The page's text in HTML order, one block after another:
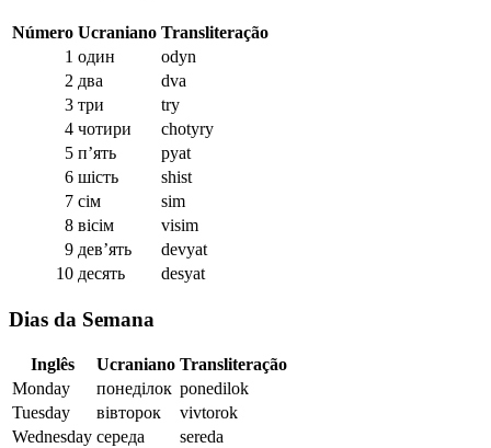
Número Ucraniano Transliteração
1 один
odyn
2 два
dva
3 три
try
4 чотири
chotyry
5 п’ять
pyat
6 шість
shist
7 сім
sim
8 вісім
visim
9 дев’ять
devyat
10 десять desyat
Dias da Semana
Inglês Ucraniano Transliteração
Monday
понеділок ponedilok
Tuesday
вівторок
vivtorok
Wednesday середа
sereda